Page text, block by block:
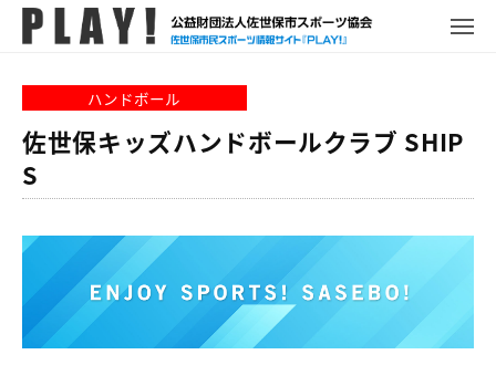
L
A
Y
!
世
市
ス
ポ
ー
ツ
メ
ハンドボール
佐世保キッズハンドボールクラブ SHIP
S
P
L
Y
!
ュ
ー